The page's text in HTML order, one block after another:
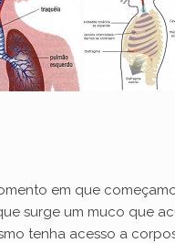
em que
surge um muco que
tenha acesso a